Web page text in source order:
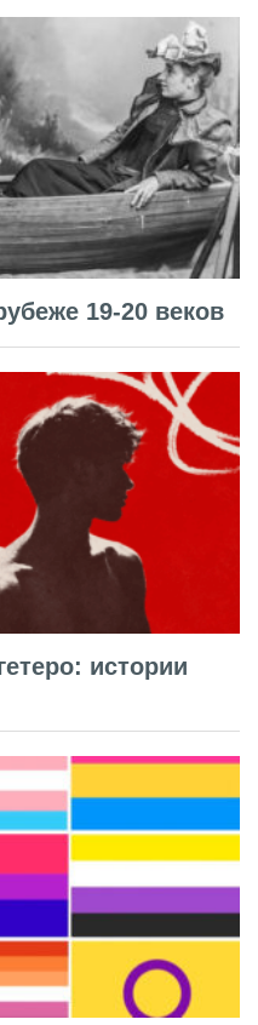
19-20 веков
истории